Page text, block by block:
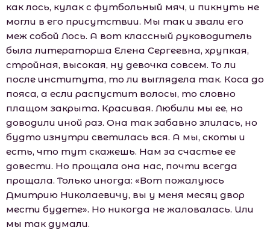
как лось, кулак с футбольный мяч, и пикнуть не
могли в его присутствии. Мы так и звали его
меж собой Лось. А вот классный руководитель
была литераторша Елена Сергеевна, хрупкая,
стройная, высокая, ну девочка совсем. То ли
после института, то ли выглядела так. Коса до
пояса, а если распустит волосы, то словно
плащом закрыта. Красивая. Любили мы ее, но
доводили иной раз. Она так забавно злилась, но
будто изнутри светилась вся. А мы, скоты и
есть, что тут скажешь. Нам за счастье ее
довести. Но прощала она нас, почти всегда
прощала. Только иногда: «Вот пожалуюсь
Дмитрию Николаевичу, вы у меня месяц двор
мести будете». Но никогда не жаловалась. Или
мы так думали.